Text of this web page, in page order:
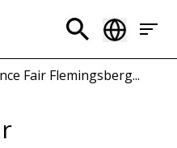
Fair Flemingsberg...